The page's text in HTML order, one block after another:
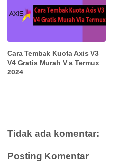
Cara Tembak Kuota Axis V3
V4 Gratis Murah Via Termux
2024
Tidak ada komentar:
Posting Komentar